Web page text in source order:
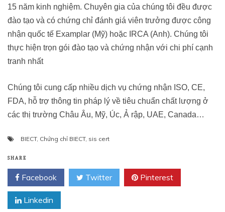
15 năm kinh nghiệm. Chuyên gia của chúng tôi đều được
đào tạo và có chứng chỉ đánh giá viên trưởng được công
nhận quốc tế Examplar (Mỹ) hoặc IRCA (Anh). Chúng tôi
thực hiện trọn gói đào tạo và chứng nhận với chi phí cạnh
tranh nhất
Chúng tôi cung cấp nhiều dịch vụ chứng nhận ISO, CE,
FDA, hỗ trợ thông tin pháp lý về tiêu chuẩn chất lượng ở
các thị trường Châu Âu, Mỹ, Úc, Ả rập, UAE, Canada…
BIECT, Chứng chỉ BIECT, sis cert
SHARE
Facebook Twitter Pinterest
Linkedin